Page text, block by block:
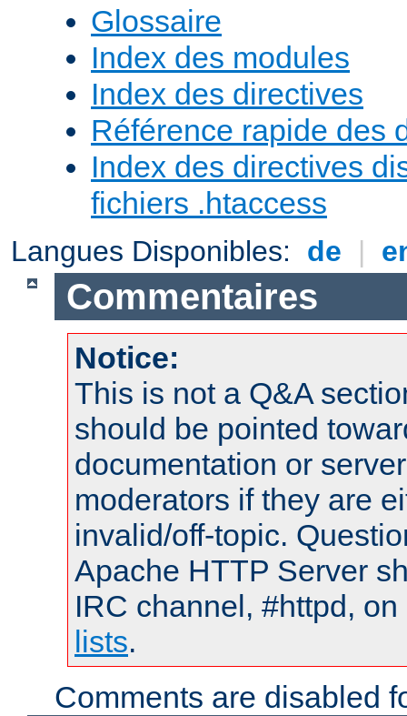
Glossaire
Index des modules
Index des directives
Référence rapide des
Index des directives
fichiers .htaccess
Langues Disponibles: de |
Commentaires
Notice:
This is not a Q&A
should be pointed
documentation or
moderators if they are
invalid/off-topic.
Apache HTTP Server
IRC channel, #httpd,
lists.
Comments are disabled